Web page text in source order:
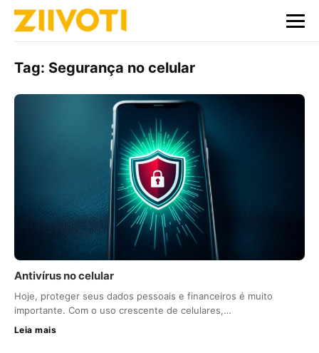
Tag: Segurança no celular
Antivírus no celular
Hoje, proteger seus dados pessoais e financeiros é muito
importante. Com o uso crescente de celulares,…
Leia mais